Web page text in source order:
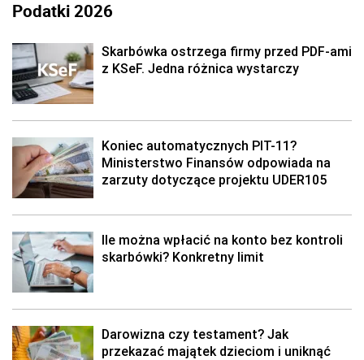
Podatki 2026
Skarbówka ostrzega firmy przed PDF-ami
z KSeF. Jedna różnica wystarczy
Koniec automatycznych PIT-11?
Ministerstwo Finansów odpowiada na
zarzuty dotyczące projektu UDER105
Ile można wpłacić na konto bez kontroli
skarbówki? Konkretny limit
Darowizna czy testament? Jak
przekazać majątek dzieciom i uniknąć